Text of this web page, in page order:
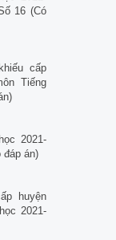
16 (Có
cấp
Tiếng
2021-
đáp án)
huyện
2021-